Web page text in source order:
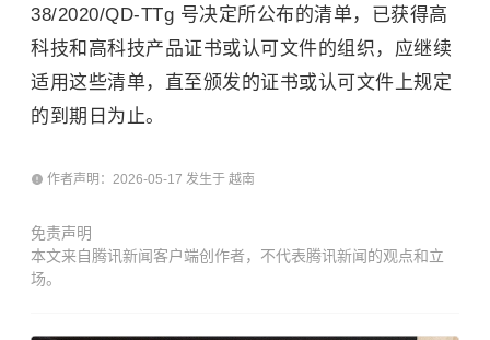
38/2020/QD-TTg 号决定所公布的清单，已获得高
科技和高科技产品证书或认可文件的组织，应继续
适用这些清单，直至颁发的证书或认可文件上规定
的到期日为止。
作者声明：2026-05-17 发生于 越南
免责声明
本文来自腾讯新闻客户端创作者，不代表腾讯新闻的观点和立
场。